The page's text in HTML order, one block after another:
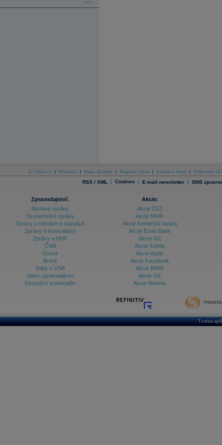
více...
O Patria.cz Reklama Mapa Stránek Skupina Patria Kariéra v Patrii Podmínky
RSS / XML | Cookies | E-mail newsletter | SMS
Zpravodajství:
Akciové zprávy
Ekonomické zprávy
Zprávy o měnách a sazbách
Zprávy o komoditách
Zprávy o HDP
ČNB
Grexit
Brexit
Volby v USA
Video zpravodajství
Investiční komentáře
Akcie:
Akcie ČEZ
Akcie NWR
Akcie Komerční banka
Akcie Erste Bank
Akcie O2
Akcie Kofola
Akcie Apple
Akcie Facebook
Akcie BMW
Akcie GE
Akcie Moneta
Tvorba